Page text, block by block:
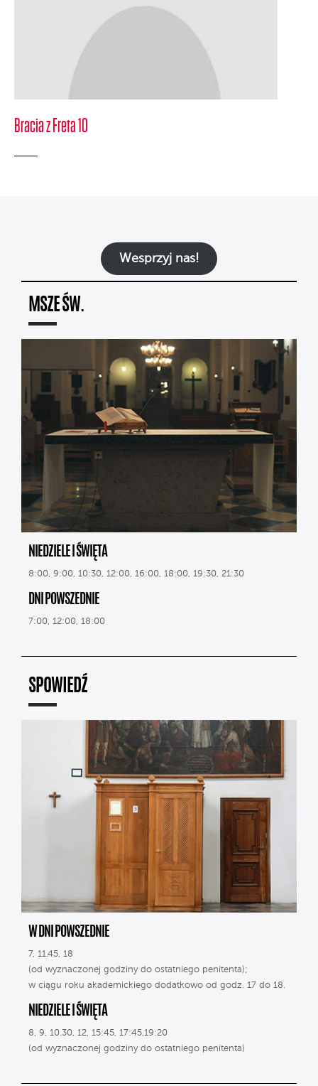
Bracia z Freta 10
Wesprzyj nas!
MSZE ŚW.
NIEDZIELE I ŚWIĘTA
8:00, 9:00, 10:30, 12:00, 16:00, 18:00, 19:30, 21:30
DNI POWSZEDNIE
7:00, 12:00, 18:00
SPOWIEDŹ
W DNI POWSZEDNIE
7, 11.45, 18
(od wyznaczonej godziny do ostatniego penitenta);
w ciągu roku akademickiego dodatkowo od godz. 17 do 18.
NIEDZIELE I ŚWIĘTA
8, 9, 10.30, 12, 15:45, 17:45,19:20
(od wyznaczonej godziny do ostatniego penitenta)